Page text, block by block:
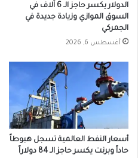
الدولار يكسر حاجز الـ 6 آلاف في
السوق الموازي وزيادة جديدة في
الجمركي
أغسطس 6, 2026
أسعار النفط العالمية تسجل هبوطاً
حاداً وبرنت يكسر حاجز الـ 84 دولاراً